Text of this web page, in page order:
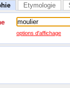
Etymologie
options d'affichage